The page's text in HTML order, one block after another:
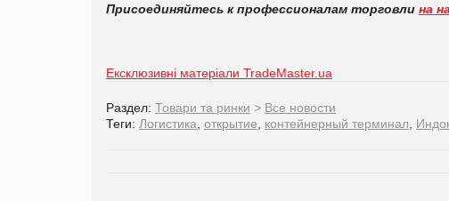
Присоединяйтесь к профессионалам торговли на
Ексклюзивні матеріали TradeMaster.ua
Раздел: Товари та ринки > Все новости
Теги: Логистика открытие контейнерный терминал